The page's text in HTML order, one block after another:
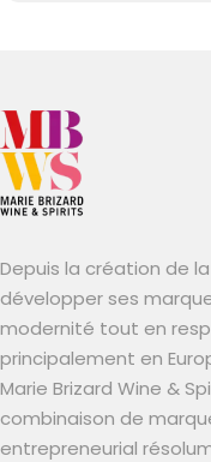
Depuis la création de
développer ses
modernité tout en
principalement en
Marie Brizard Wine &
combinaison de
entrepreneurial